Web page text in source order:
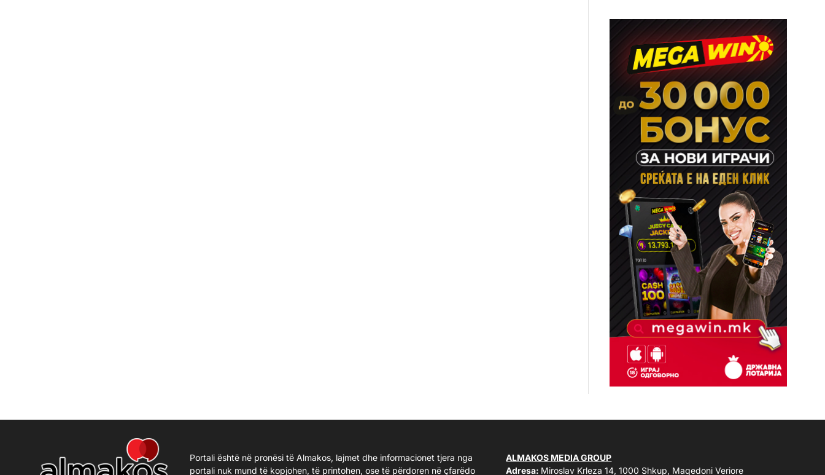
Portali është në pronësi të Almakos, lajmet dhe informacionet tjera nga
portali nuk mund të kopjohen, të printohen, ose të përdoren në çfarëdo
ALMAKOS MEDIA GROUP
Adresa: Miroslav Krleza 14, 1000 Shkup, Maqedoni Veriore